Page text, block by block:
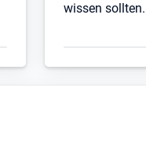
wissen sollten.